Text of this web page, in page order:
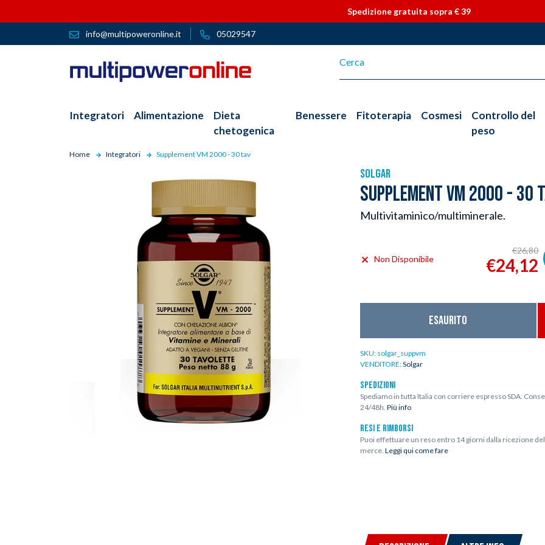
Spedizione gratuita sopra € 39
info@multipoweronline.it 05029547
Integratori Alimentazione
Dieta
chetogenica
Benessere Fitoterapia Cosmesi
Controllo del
peso
Home Integratori Supplement VM 2000 - 30 tav
SOLGAR
SUPPLEMENT VM 2000 - 30
Multivitaminico/multiminerale.
Non Disponibile
€26,80
€24,12
Esaurito
SKU: solgar_suppvm
VENDITORE:Solgar
SPEDIZIONI
Spediamo in tutta Italia con corriere espresso SDA.
24/48h. Più info
RESI E RIMBORSI
Puoi effettuare un reso entro 14 giorni dalla ricezione
merce. Leggi qui come fare